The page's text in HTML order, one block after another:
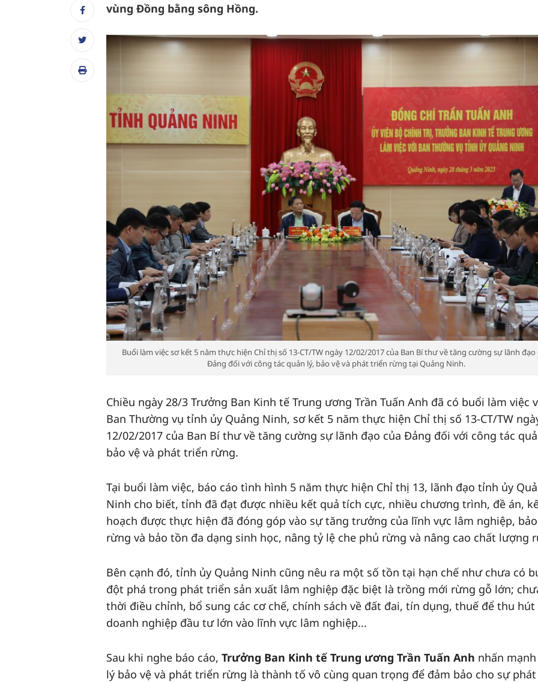
vùng Đồng bằng sông Hồng.
Buổi làm việc sơ kết 5 năm thực hiện Chỉ thị số 13-CT/TW ngày 12/02/2017 của Ban Bí thư về tăng cường sự lãnh đạo
Đảng đối với công tác quản lý, bảo vệ và phát triển rừng tại Quảng Ninh.
Chiều ngày 28/3 Trưởng Ban Kinh tế Trung ương Trần Tuấn Anh đã có buổi làm việc
Ban Thường vụ tỉnh ủy Quảng Ninh, sơ kết 5 năm thực hiện Chỉ thị số 13-CT/TW
12/02/2017 của Ban Bí thư về tăng cường sự lãnh đạo của Đảng đối với công tác
bảo vệ và phát triển rừng.
Tại buổi làm việc, báo cáo tình hình 5 năm thực hiện Chỉ thị 13, lãnh đạo tỉnh ủy
Ninh cho biết, tỉnh đã đạt được nhiều kết quả tích cực, nhiều chương trình, đề án,
hoạch được thực hiện đã đóng góp vào sự tăng trưởng của lĩnh vực lâm nghiệp,
rừng và bảo tồn đa dạng sinh học, nâng tỷ lệ che phủ rừng và nâng cao chất lượng
Bên cạnh đó, tỉnh ủy Quảng Ninh cũng nêu ra một số tồn tại hạn chế như chưa có
đột phá trong phát triển sản xuất lâm nghiệp đặc biệt là trồng mới rừng gỗ lớn;
thời điều chỉnh, bổ sung các cơ chế, chính sách về đất đai, tín dụng, thuế để thu hút
doanh nghiệp đầu tư lớn vào lĩnh vực lâm nghiệp...
Sau khi nghe báo cáo, Trưởng Ban Kinh tế Trung ương Trần Tuấn Anh nhấn
lý bảo vệ và phát triển rừng là thành tố vô cùng quan trọng để đảm bảo cho sự